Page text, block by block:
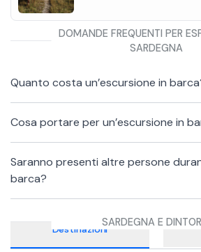
gamma di esperienze
regalo speciale e
DOMANDE FREQUENTI PER
SARDEGNA
Quanto costa un’escursione in
Cosa portare per un’escursione in
Saranno presenti altre persone
barca?
SARDEGNA E
Destinazioni